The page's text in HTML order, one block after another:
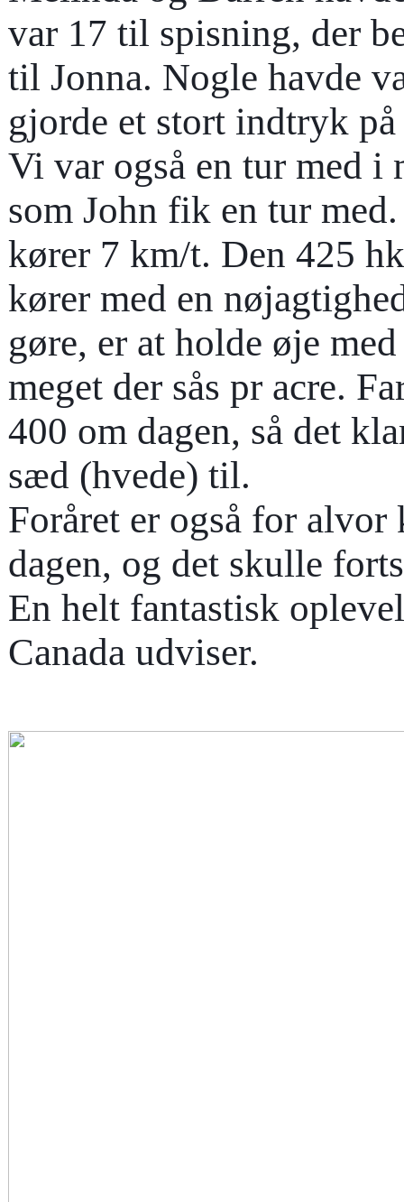
var 17 til spisning, der
til Jonna. Nogle havde
gjorde et stort indtryk
Vi var også en tur med i
som John fik en tur
kører 7 km/t. Den 425
kører med en
gøre, er at holde øje
meget der sås pr acre.
400 om dagen, så det
sæd (hvede) til.
Foråret er også for
dagen, og det skulle
En helt fantastisk
Canada udviser.